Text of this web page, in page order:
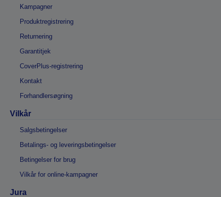
Kampagner
Produktregistrering
Returnering
Garantitjek
CoverPlus-registrering
Kontakt
Forhandlersøgning
Vilkår
Salgsbetingelser
Betalings- og leveringsbetingelser
Betingelser for brug
Vilkår for online-kampagner
Jura